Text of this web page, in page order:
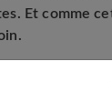
Et comme
ne tiennent